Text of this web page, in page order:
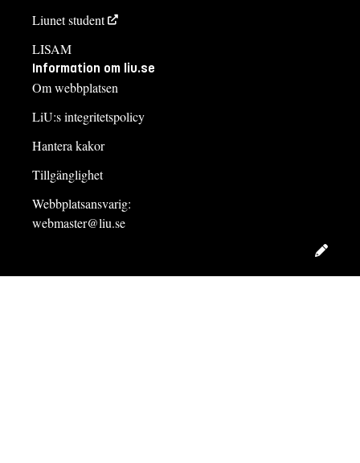
Liunet student
LISAM
Information om liu.se
Om webbplatsen
LiU:s integritetspolicy
Hantera kakor
Tillgänglighet
Webbplatsansvarig:
webmaster@liu.se